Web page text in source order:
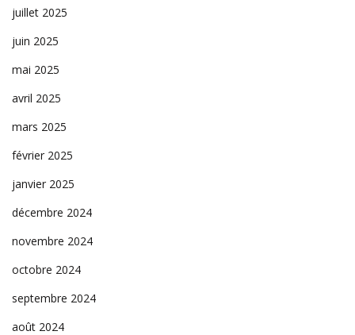
juillet 2025
juin 2025
mai 2025
avril 2025
mars 2025
février 2025
janvier 2025
décembre 2024
novembre 2024
octobre 2024
septembre 2024
août 2024